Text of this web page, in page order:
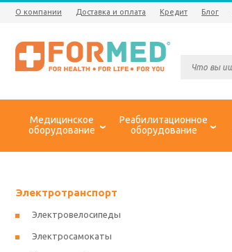
О компании Доставка и оплата Кредит Блог
Медицинское
оборудование
Реабилитационное
оборудование
Электротранспорт
Электровелосипеды
Электросамокаты